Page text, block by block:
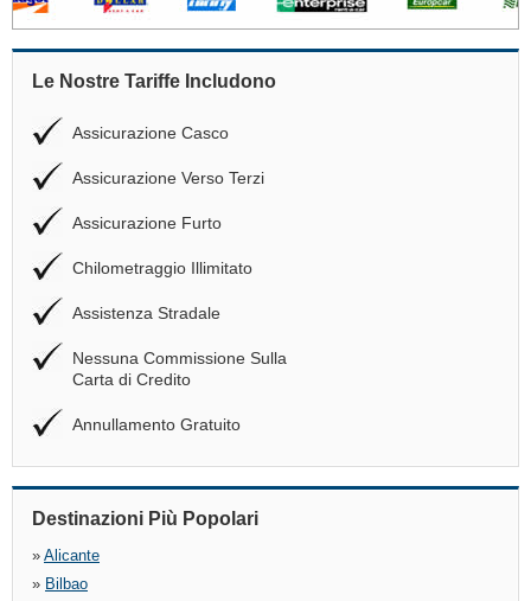
Le Nostre Tariffe Includono
Assicurazione Casco
Assicurazione Verso Terzi
Assicurazione Furto
Chilometraggio Illimitato
Assistenza Stradale
Nessuna Commissione Sulla
Carta di Credito
Annullamento Gratuito
Destinazioni Più Popolari
» Alicante
» Bilbao